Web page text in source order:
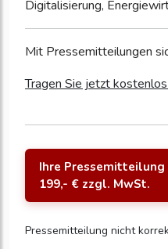
Digitalisierung,
Mit Pressemitteilungen
Tragen Sie jetzt
Ihre
199,- € zzgl. MwSt.
Pressemitteilung nicht